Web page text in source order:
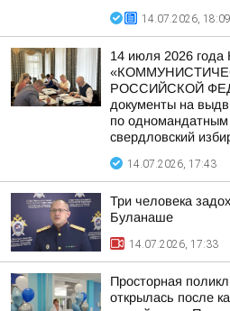
14.07.2026, 18:09
14 июля 2026
РОССИЙСКОЙ
документы на
по одномандатным
свердловский
14.07.2026, 17:43
Три человека
Буланаше
14.07.2026, 17:33
Просторная
открылась после